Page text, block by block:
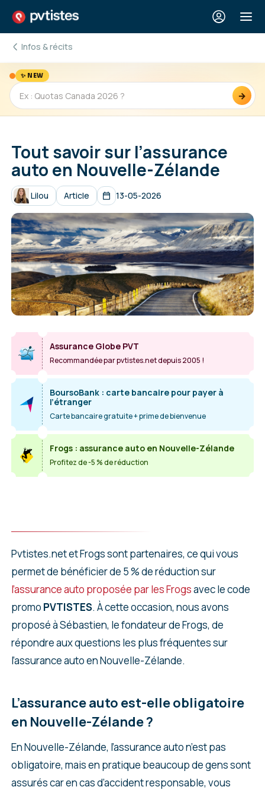
Infos & récits
✨ NEW
→
Tout savoir sur l’assurance
auto en Nouvelle-Zélande
Lilou Article 13-05-2026
Assurance Globe PVT
Recommandée par pvtistes.net depuis 2005 !
BoursoBank : carte bancaire pour payer à
l’étranger
Carte bancaire gratuite + prime de bienvenue
Frogs : assurance auto en Nouvelle-Zélande
Profitez de -5 % de réduction
Pvtistes.net et Frogs sont partenaires, ce qui vous
permet de bénéficier de 5 % de réduction sur
l’assurance auto proposée par les Frogsavec le code
promo PVTISTES. À cette occasion, nous avons
proposé à Sébastien, le fondateur de Frogs, de
répondre aux questions les plus fréquentes sur
l’assurance auto en Nouvelle-Zélande.
L’assurance auto est-elle obligatoire
en Nouvelle-Zélande ?
En Nouvelle-Zélande, l’assurance auto n’est pas
obligatoire, mais en pratique beaucoup de gens sont
assurés car en cas d’accident responsable, vous